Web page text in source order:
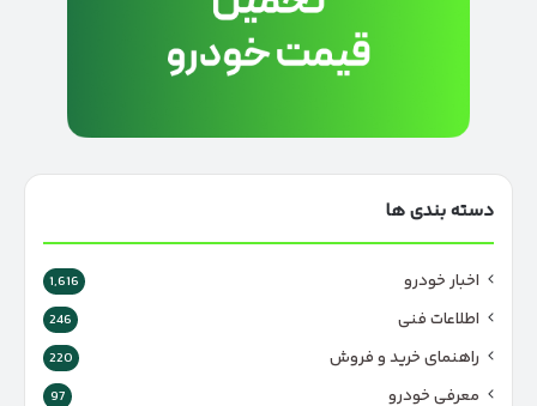
دسته بندی ها
اخبار خودرو 1,616
اطلاعات فنی 246
راهنمای خرید و فروش 220
معرفی خودرو 97